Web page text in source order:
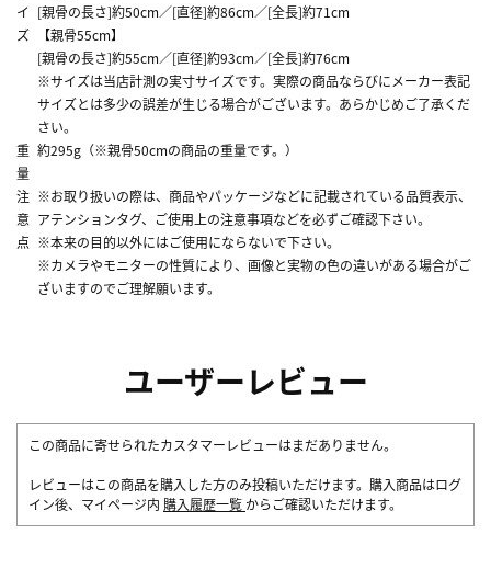
イ
ズ
[親骨の長さ]約50cm／[直径]約86cm／[全長]約71cm
【親骨55cm】
[親骨の長さ]約55cm／[直径]約93cm／[全長]約76cm
※サイズは当店計測の実寸サイズです。実際の商品ならびにメーカー表記
サイズとは多少の誤差が生じる場合がございます。あらかじめご了承くだ
さい。
重
量
約295g（※親骨50cmの商品の重量です。）
注
意
点
※お取り扱いの際は、商品やパッケージなどに記載されている品質表示、
アテンションタグ、ご使用上の注意事項などを必ずご確認下さい。
※本来の目的以外にはご使用にならないで下さい。
※カメラやモニターの性質により、画像と実物の色の違いがある場合がご
ざいますのでご理解願います。
ユーザーレビュー
この商品に寄せられたカスタマーレビューはまだありません。
レビューはこの商品を購入した方のみ投稿いただけます。購入商品はログ
イン後、マイページ内 購入履歴一覧 からご確認いただけます。